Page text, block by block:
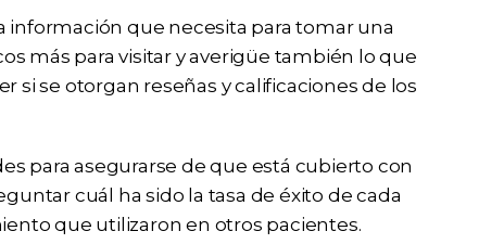
información que necesita para tomar una
más para visitar y averigüe también lo que
si se otorgan reseñas y calificaciones de los
para asegurarse de que está cubierto con
cuál ha sido la tasa de éxito de cada
que utilizaron en otros pacientes.